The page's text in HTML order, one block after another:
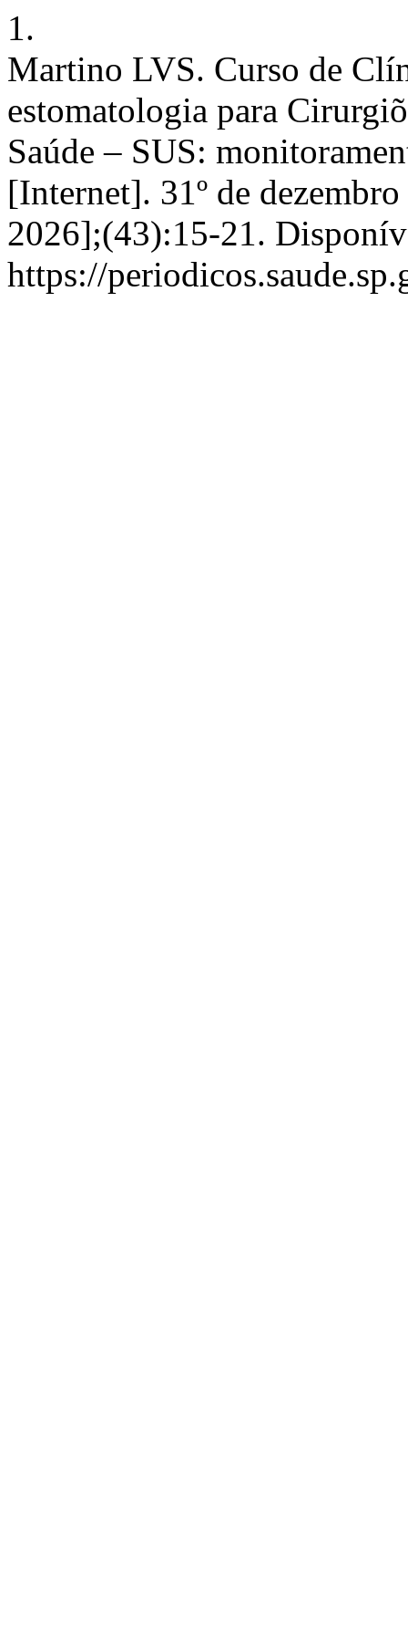
1.
Martino LVS. Curso de
estomatologia para
Saúde – SUS:
[Internet]. 31º de
2026];(43):15-21.
https://